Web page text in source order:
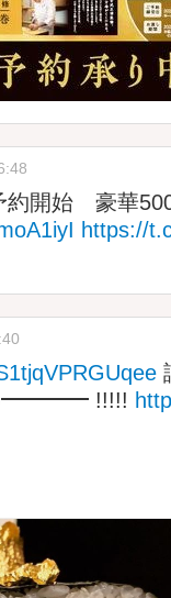
約開始 豪華
https://
)━━━━ !!!!!